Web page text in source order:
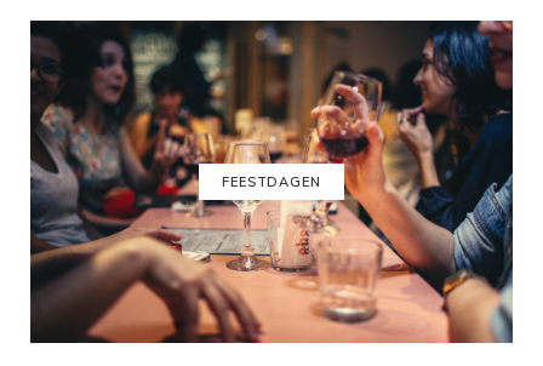
FEESTDAGEN